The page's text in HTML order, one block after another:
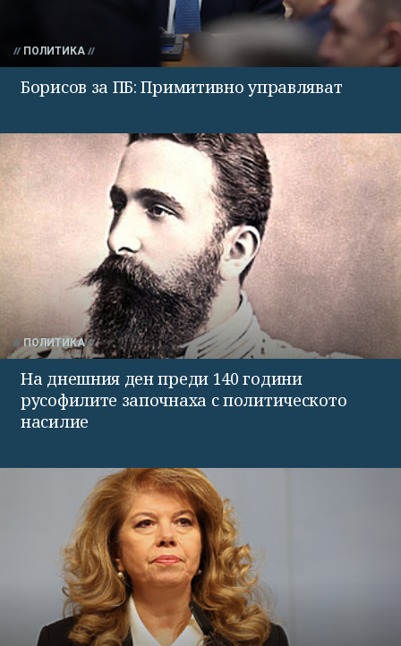
ПОЛИТИКА
Борисов за ПБ: Примитивно управляват
ПОЛИТИКА
На днешния ден преди 140 години
русофилите започнаха с политическото
насилие